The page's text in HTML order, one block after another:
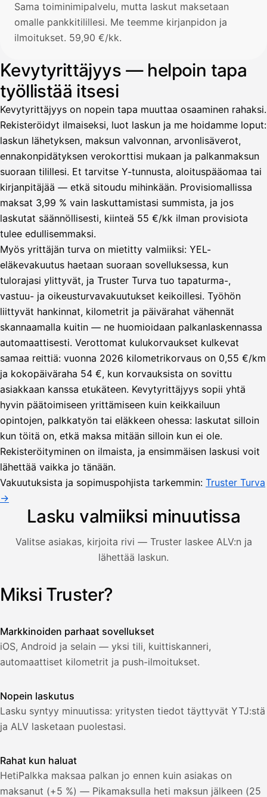
Sama toiminimipalvelu, mutta laskut maksetaan
omalle pankkitilillesi. Me teemme kirjanpidon ja
ilmoitukset. 59,90 €/kk.
Kevytyrittäjyys — helpoin tapa
työllistää itsesi
Kevytyrittäjyys on nopein tapa muuttaa osaaminen rahaksi.
Rekisteröidyt ilmaiseksi, luot laskun ja me hoidamme loput:
laskun lähetyksen, maksun valvonnan, arvonlisäverot,
ennakonpidätyksen verokorttisi mukaan ja palkanmaksun
suoraan tilillesi. Et tarvitse Y-tunnusta, aloituspääomaa tai
kirjanpitäjää — etkä sitoudu mihinkään. Provisiomallissa
maksat 3,99 % vain laskuttamistasi summista, ja jos
laskutat säännöllisesti, kiinteä 55 €/kk ilman provisiota
tulee edullisemmaksi.
Myös yrittäjän turva on mietitty valmiiksi: YEL-
eläkevakuutus haetaan suoraan sovelluksessa, kun
tulorajasi ylittyvät, ja Truster Turva tuo tapaturma-,
vastuu- ja oikeusturvavakuutukset keikoillesi. Työhön
liittyvät hankinnat, kilometrit ja päivärahat vähennät
skannaamalla kuitin — ne huomioidaan palkanlaskennassa
automaattisesti. Verottomat kulukorvaukset kulkevat
samaa reittiä: vuonna 2026 kilometrikorvaus on 0,55 €/km
ja kokopäiväraha 54 €, kun korvauksista on sovittu
asiakkaan kanssa etukäteen. Kevytyrittäjyys sopii yhtä
hyvin päätoimiseen yrittämiseen kuin keikkailuun
opintojen, palkkatyön tai eläkkeen ohessa: laskutat silloin
kun töitä on, etkä maksa mitään silloin kun ei ole.
Rekisteröityminen on ilmaista, ja ensimmäisen laskusi voit
lähettää vaikka jo tänään.
Vakuutuksista ja sopimuspohjista tarkemmin: Truster Turva
→
Lasku valmiiksi minuutissa
Valitse asiakas, kirjoita rivi — Truster laskee ALV:n ja
lähettää laskun.
Kuvitus: käyttäjä luo laskun Truster-sovelluksessa —
Uusi lasku
Oy
heinäkuu
1
€
25,5
471,75
Lähetä
lasku
Lasku lähetetty
Miksi Truster?
Markkinoiden parhaat sovellukset
iOS, Android ja selain — yksi tili, kuittiskanneri,
automaattiset kilometrit ja push-ilmoitukset.
Nopein laskutus
Lasku syntyy minuutissa: yritysten tiedot täyttyvät YTJ:stä
ja ALV lasketaan puolestasi.
Rahat kun haluat
HetiPalkka maksaa palkan jo ennen kuin asiakas on
maksanut (+5 %) — Pikamaksulla heti maksun jälkeen (25